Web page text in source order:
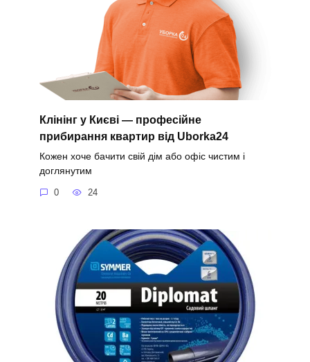
Клінінг у Києві — професійне
прибирання квартир від Uborka24
Кожен хоче бачити свій дім або офіс чистим і
доглянутим
0 24